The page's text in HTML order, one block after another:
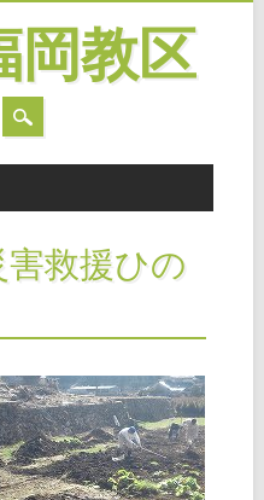
岡教区
害救援ひの
2013.03.04
災救隊 福岡教区隊短
報〈15〉
去る２月９日（土）から１
０日（日）にかけて、八女市